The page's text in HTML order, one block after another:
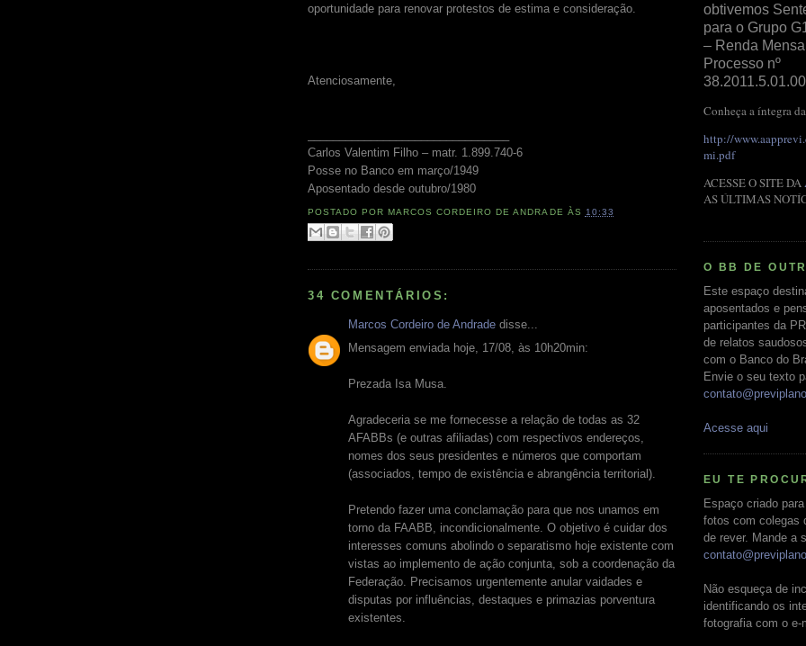
oportunidade para renovar protestos de estima e consideração.
Atenciosamente,
Carlos Valentim Filho – matr. 1.899.740-6
Posse no Banco em março/1949
Aposentado desde outubro/1980
POSTADO PORMARCOS CORDEIRO DE ANDRADE ÀS 10:33
34 COMENTÁRIOS:
Marcos Cordeiro de Andrade disse...
Mensagem enviada hoje, 17/08, às 10h20min:
Prezada Isa Musa.
Agradeceria se me fornecesse a relação de todas as 32
AFABBs (e outras afiliadas) com respectivos endereços,
nomes dos seus presidentes e números que comportam
(associados, tempo de existência e abrangência territorial).
Pretendo fazer uma conclamação para que nos unamos em
torno da FAABB, incondicionalmente. O objetivo é cuidar dos
interesses comuns abolindo o separatismo hoje existente com
vistas ao implemento de ação conjunta, sob a coordenação da
Federação. Precisamos urgentemente anular vaidades e
disputas por influências, destaques e primazias porventura
existentes.
obtivemos
para o Grupo
– Renda
Processo nº
Conheça a íntegra
http://
mi.pdf
ACESSE O SITE DA
AS ÚLTIMAS
O BB DE
Este espaço
aposentados e
participantes da
de relatos
com o Banco do
Envie o seu texto
Acesse aqui
EU TE
Espaço criado
fotos com colegas
de rever. Mande a
Não esqueça de
identificando os
fotografia com o e-